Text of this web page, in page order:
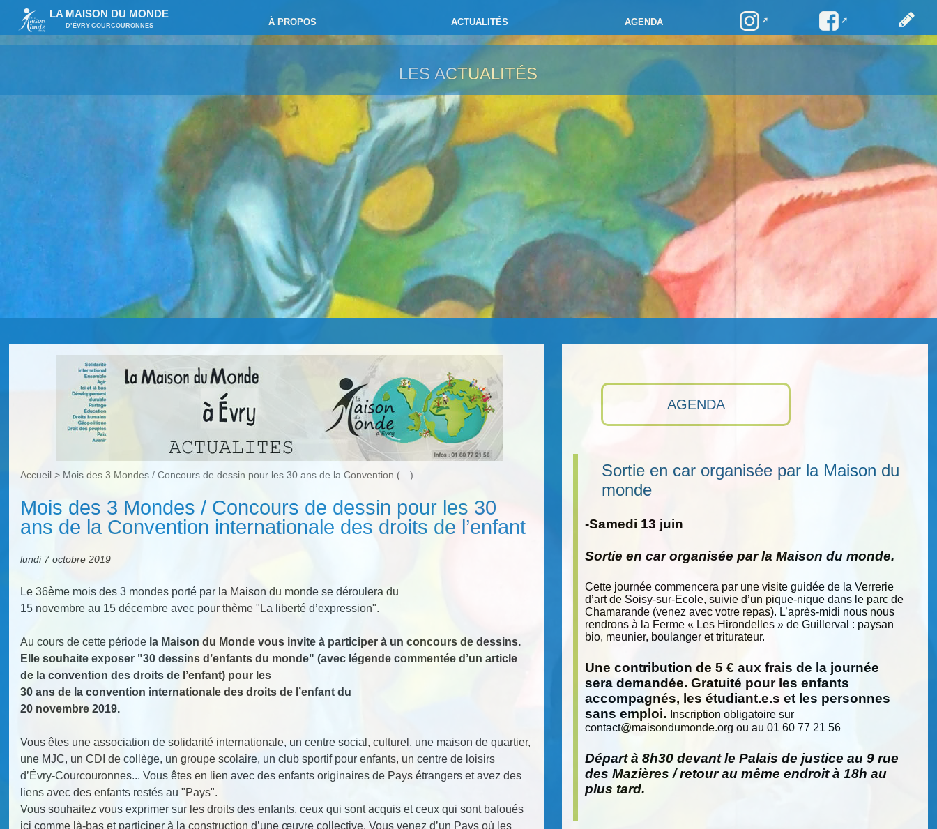
LA MAISON DU MONDE
D’ÉVRY-COURCOURONNES À PROPOS ACTUALITÉS AGENDA
LES ACTUALITÉS
AGENDA
Sortie en car organisée par la Maison du
monde
-Samedi 13 juin
Sortie en car organisée par la Maison du monde.
Cette journée commencera par une visite guidée de la Verrerie
d’art de Soisy-sur-Ecole, suivie d’un pique-nique dans le parc de
Chamarande (venez avec votre repas). L’après-midi nous nous
rendrons à la Ferme « Les Hirondelles » de Guillerval : paysan
bio, meunier, boulanger et triturateur.
Une contribution de 5 € aux frais de la journée
sera demandée. Gratuité pour les enfants
accompagnés, les étudiant.e.s et les personnes
sans emploi.
Inscription obligatoire sur
contact@maisondumonde.org ou au 01 60 77 21 56
Départ à 8h30 devant le Palais de justice au 9 rue
des Mazières / retour au même endroit à 18h au
plus tard.
Accueil > Mois des 3 Mondes / Concours de dessin pour les 30 ans de la Convention (…)
Mois des 3 Mondes / Concours de dessin pour les 30
ans de la Convention internationale des droits de l’enfant
lundi 7 octobre 2019
Le 36ème mois des 3 mondes porté par la Maison du monde se déroulera du
15 novembre au 15 décembre avec pour thème "La liberté d’expression".
Au cours de cette période la Maison du Monde vous invite à participer à un concours de dessins.
Elle souhaite exposer "30 dessins d’enfants du monde" (avec légende commentée d’un article
de la convention des droits de l’enfant) pour les
30 ans de la convention internationale des droits de l’enfant du
20 novembre 2019.
Vous êtes une association de solidarité internationale, un centre social, culturel, une maison de quartier,
une MJC, un CDI de collège, un groupe scolaire, un club sportif pour enfants, un centre de loisirs
d’Évry-Courcouronnes... Vous êtes en lien avec des enfants originaires de Pays étrangers et avez des
liens avec des enfants restés au "Pays".
Vous souhaitez vous exprimer sur les droits des enfants, ceux qui sont acquis et ceux qui sont bafoués
ici comme là-bas et participer à la construction d’une œuvre collective. Vous venez d’un Pays où les